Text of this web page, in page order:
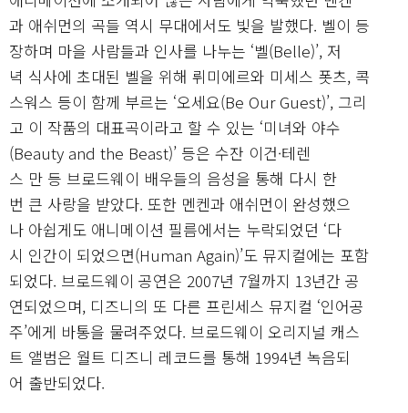
과 애쉬먼의 곡들 역시 무대에서도 빛을 발했다. 벨이 등
장하며 마을 사람들과 인사를 나누는 ‘벨(Belle)’, 저
녁 식사에 초대된 벨을 위해 뤼미에르와 미세스 폿츠, 콕
스워스 등이 함께 부르는 ‘오세요(Be Our Guest)’, 그리
고 이 작품의 대표곡이라고 할 수 있는 ‘미녀와 야수
(Beauty and the Beast)’ 등은 수잔 이건·테렌
스 만 등 브로드웨이 배우들의 음성을 통해 다시 한
번 큰 사랑을 받았다. 또한 멘켄과 애쉬먼이 완성했으
나 아쉽게도 애니메이션 필름에서는 누락되었던 ‘다
시 인간이 되었으면(Human Again)’도 뮤지컬에는 포함
되었다. 브로드웨이 공연은 2007년 7월까지 13년간 공
연되었으며, 디즈니의 또 다른 프린세스 뮤지컬 ‘인어공
주’에게 바통을 물려주었다. 브로드웨이 오리지널 캐스
트 앨범은 월트 디즈니 레코드를 통해 1994년 녹음되
어 출반되었다.